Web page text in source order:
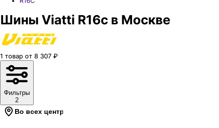
Шины Viatti R16c в Москве
1 товар от 8 307 ₽
Фильтры
2
Во всех центрах